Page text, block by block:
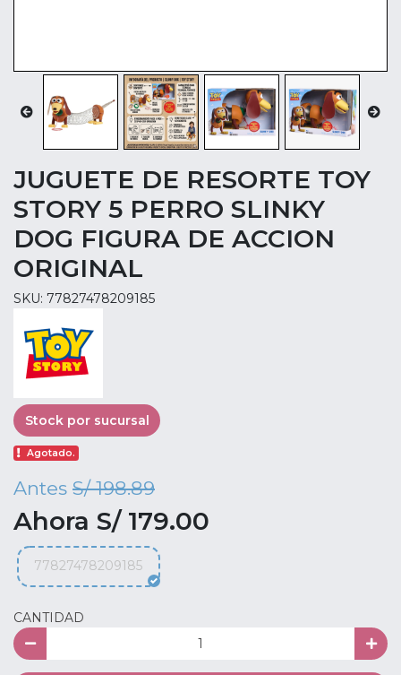
JUGUETE DE RESORTE TOY
STORY 5 PERRO SLINKY
DOG FIGURA DE ACCION
ORIGINAL
SKU: 77827478209185
Stock por sucursal
Agotado.
Antes S/ 198.89
Ahora S/ 179.00
77827478209185
CANTIDAD